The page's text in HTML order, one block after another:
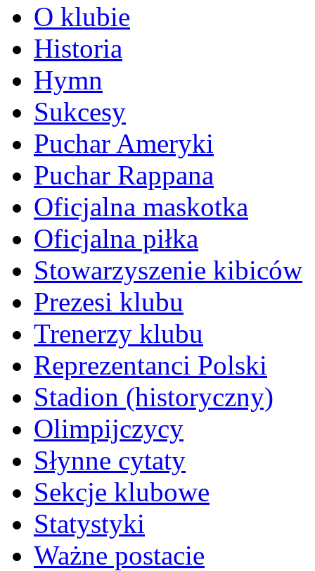
O klubie
Historia
Hymn
Sukcesy
Puchar Ameryki
Puchar Rappana
Oficjalna maskotka
Oficjalna piłka
Stowarzyszenie kibiców
Prezesi klubu
Trenerzy klubu
Reprezentanci Polski
Stadion (historyczny)
Olimpijczycy
Słynne cytaty
Sekcje klubowe
Statystyki
Ważne postacie